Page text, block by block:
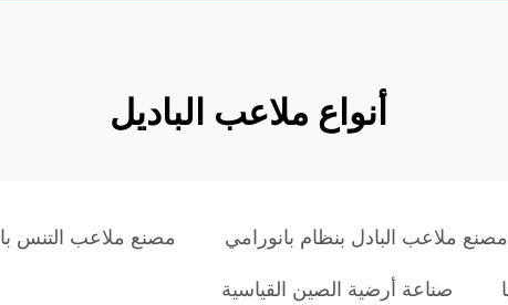
أنواع ملاعب الباديل
مصنع ملاعب البادل بنظام بانورامي مصنع ملاعب التنس
صناعة أرضية الصين القياسية